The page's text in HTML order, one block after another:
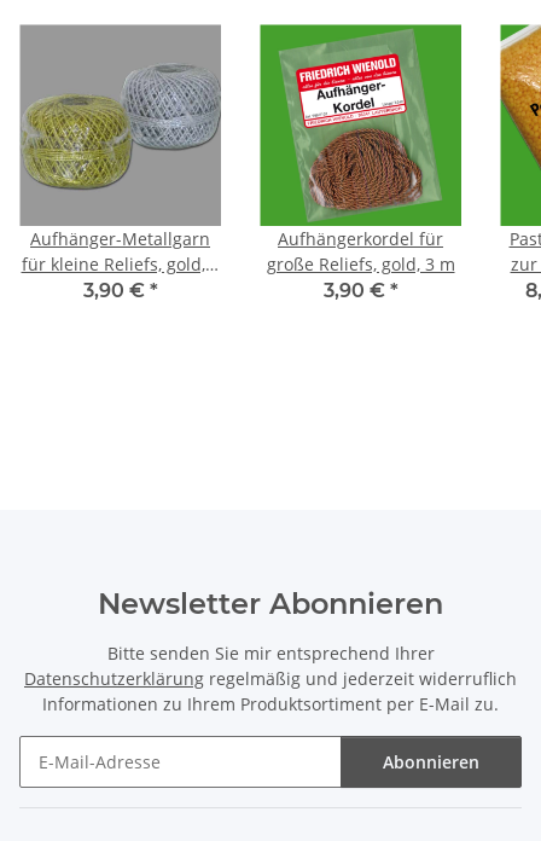
Aufhänger-Metallgarn
für kleine Reliefs, gold, 3
m
3,90 € *
Aufhängerkordel für
große Reliefs, gold, 3 m
3,90 € *
zur
Newsletter Abonnieren
Bitte senden Sie mir entsprechend Ihrer
Datenschutzerklärung regelmäßig und jederzeit widerruflich
Informationen zu Ihrem Produktsortiment per E-Mail zu.
Abonnieren